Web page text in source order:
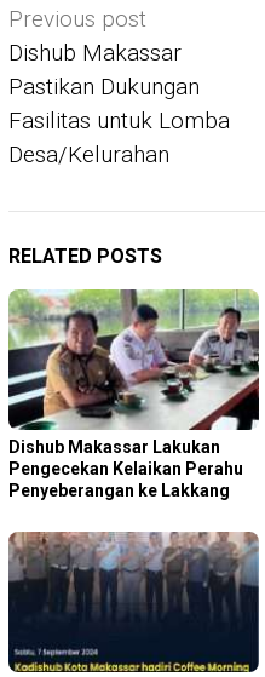
Post
navigation
Previous post
Dishub Makassar
Pastikan Dukungan
Fasilitas untuk Lomba
Desa/Kelurahan
RELATED POSTS
Dishub Makassar Lakukan
Pengecekan Kelaikan Perahu
Penyeberangan ke Lakkang